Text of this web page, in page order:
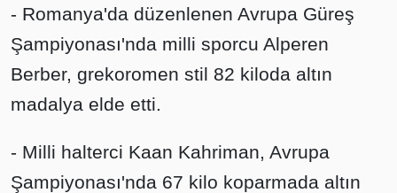
- Romanya'da düzenlenen Avrupa Güreş
Şampiyonası'nda milli sporcu Alperen
Berber, grekoromen stil 82 kiloda altın
madalya elde etti.
- Milli halterci Kaan Kahriman, Avrupa
Şampiyonası'nda 67 kilo koparmada altın